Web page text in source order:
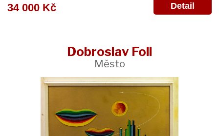
34 000 Kč Detail
Dobroslav Foll
Město